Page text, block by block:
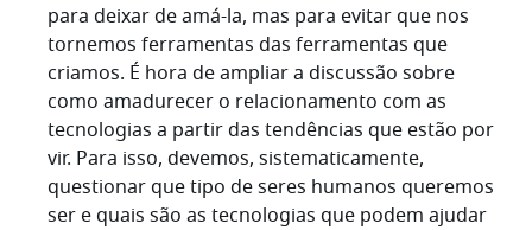
para deixar de amá-la, mas para evitar que nos
tornemos ferramentas das ferramentas que
criamos. É hora de ampliar a discussão sobre
como amadurecer o relacionamento com as
tecnologias a partir das tendências que estão por
vir. Para isso, devemos, sistematicamente,
questionar que tipo de seres humanos queremos
ser e quais são as tecnologias que podem ajudar